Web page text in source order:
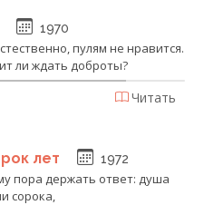
1970
пулям не нравится.
ли ждать доброты?
Читать
лет 1972
пора держать ответ: душа
сорока,